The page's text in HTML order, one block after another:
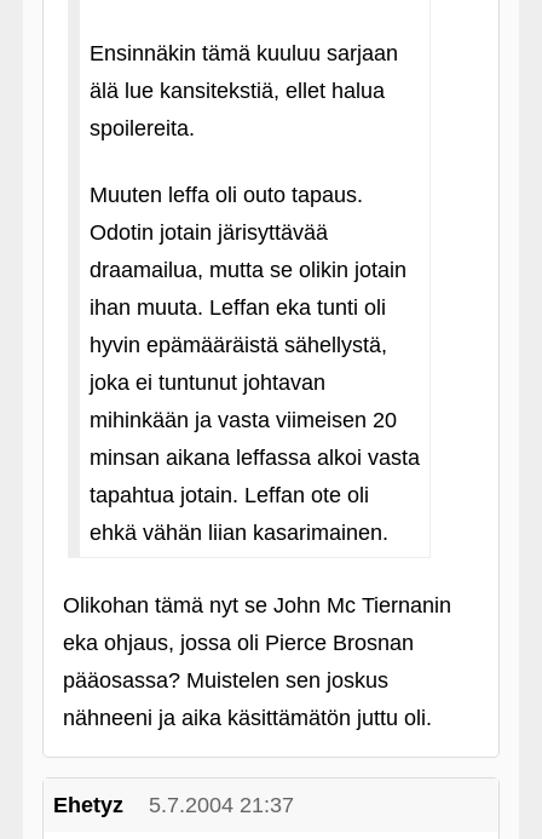
Ensinnäkin tämä kuuluu sarjaan
älä lue kansitekstiä, ellet halua
spoilereita.
Muuten leffa oli outo tapaus.
Odotin jotain järisyttävää
draamailua, mutta se olikin jotain
ihan muuta. Leffan eka tunti oli
hyvin epämääräistä sähellystä,
joka ei tuntunut johtavan
mihinkään ja vasta viimeisen 20
minsan aikana leffassa alkoi vasta
tapahtua jotain. Leffan ote oli
ehkä vähän liian kasarimainen.
Olikohan tämä nyt se John Mc Tiernanin
eka ohjaus, jossa oli Pierce Brosnan
pääosassa? Muistelen sen joskus
nähneeni ja aika käsittämätön juttu oli.
Ehetyz 5.7.2004 21:37